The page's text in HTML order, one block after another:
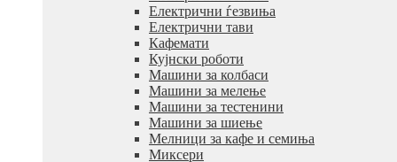
Електрични ѓезвиња
Електрични тави
Кафемати
Кујнски роботи
Машини за колбаси
Машини за мелење
Машини за тестенини
Машини за шиење
Мелници за кафе и семиња
Миксери